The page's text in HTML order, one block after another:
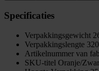
Specificaties
Verpakkingsgewicht
Verpakkingslengte 320
Artikelnummer van
SKU-titel Oranje/